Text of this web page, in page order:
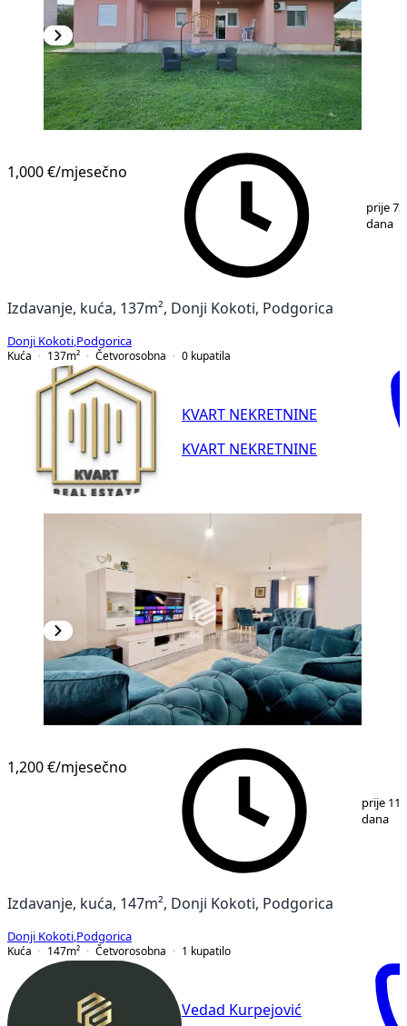
1,000 €/mjesečno
prije 73
dana
Izdavanje, kuća, 137m², Donji Kokoti, Podgorica
Donji Kokoti Podgorica
Kuća
137m² Četvorosobna 0 kupatila
KVART NEKRETNINE
KVART NEKRETNINE
1,200 €/mjesečno
prije 115
dana
Izdavanje, kuća, 147m², Donji Kokoti, Podgorica
Donji Kokoti Podgorica
Kuća
147m² Četvorosobna 1 kupatilo
Vedad Kurpejović